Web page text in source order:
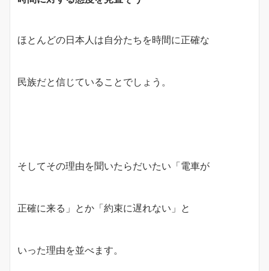
ほとんどの日本人は自分たちを時間に正確な
民族だと信じていることでしょう。
そしてその理由を聞いたらだいたい「電車が
正確に来る」とか「約束に遅れない」と
いった理由を並べます。